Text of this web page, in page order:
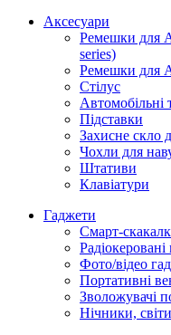
Аксесуари
Ремешки для
series)
Ремешки для
Стілус
Автомобільні
Підставки
Захисне скло
Чохли для
Штативи
Клавіатури
Гаджети
Смарт-
Радіокеровані
Фото/відео
Портативні
Зволожувачі
Нічники,